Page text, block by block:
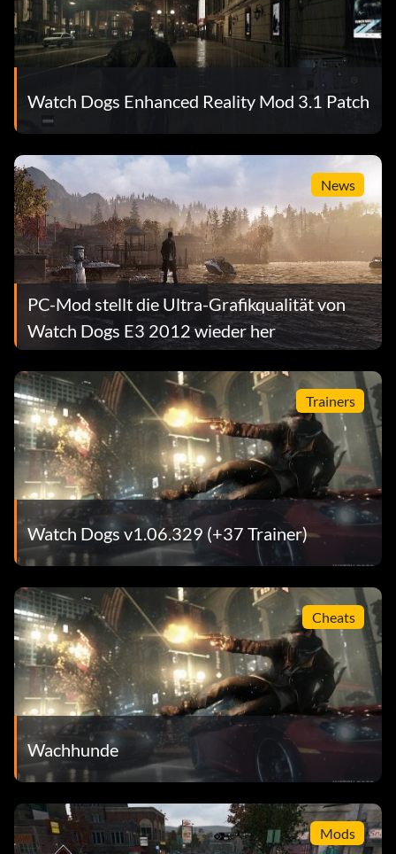
Watch Dogs Enhanced Reality Mod 3.1 Patch
News
PC-Mod stellt die Ultra-Grafikqualität von
Watch Dogs E3 2012 wieder her
Trainers
Watch Dogs v1.06.329 (+37 Trainer)
Cheats
Wachhunde
Mods